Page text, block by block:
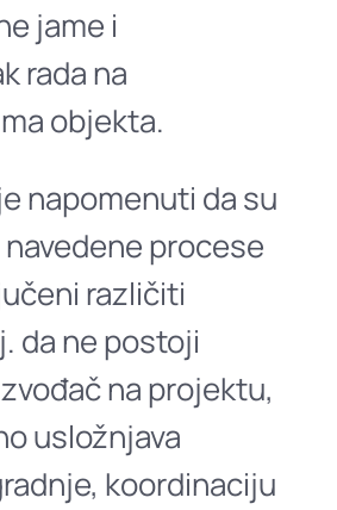
jame i
rada na
objekta.
napomenuti da su
navedene procese
različiti
da ne postoji
na projektu,
usložnjava
koordinaciju